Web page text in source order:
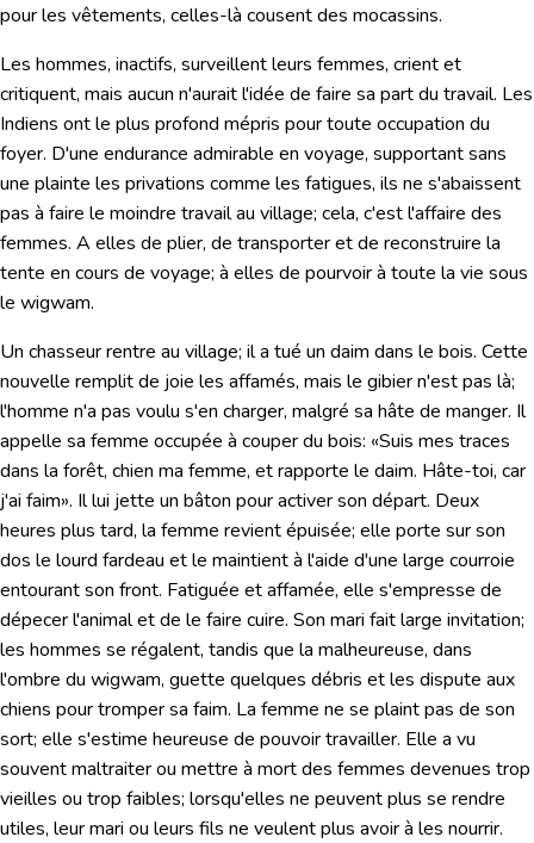
pour les vêtements, celles-là cousent des mocassins.
Les hommes, inactifs, surveillent leurs femmes, crient et
critiquent, mais aucun n'aurait l'idée de faire sa part du travail. Les
Indiens ont le plus profond mépris pour toute occupation du
foyer. D'une endurance admirable en voyage, supportant sans
une plainte les privations comme les fatigues, ils ne s'abaissent
pas à faire le moindre travail au village; cela, c'est l'affaire des
femmes. A elles de plier, de transporter et de reconstruire la
tente en cours de voyage; à elles de pourvoir à toute la vie sous
le wigwam.
Un chasseur rentre au village; il a tué un daim dans le bois. Cette
nouvelle remplit de joie les affamés, mais le gibier n'est pas là;
l'homme n'a pas voulu s'en charger, malgré sa hâte de manger. Il
appelle sa femme occupée à couper du bois: «Suis mes traces
dans la forêt, chien ma femme, et rapporte le daim. Hâte-toi, car
j'ai faim». Il lui jette un bâton pour activer son départ. Deux
heures plus tard, la femme revient épuisée; elle porte sur son
dos le lourd fardeau et le maintient à l'aide d'une large courroie
entourant son front. Fatiguée et affamée, elle s'empresse de
dépecer l'animal et de le faire cuire. Son mari fait large invitation;
les hommes se régalent, tandis que la malheureuse, dans
l'ombre du wigwam, guette quelques débris et les dispute aux
chiens pour tromper sa faim. La femme ne se plaint pas de son
sort; elle s'estime heureuse de pouvoir travailler. Elle a vu
souvent maltraiter ou mettre à mort des femmes devenues trop
vieilles ou trop faibles; lorsqu'elles ne peuvent plus se rendre
utiles, leur mari ou leurs fils ne veulent plus avoir à les nourrir.